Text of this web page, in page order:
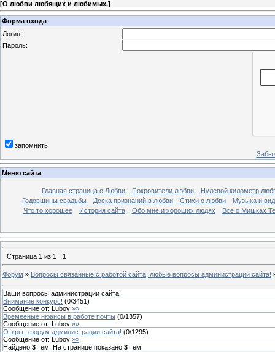
[О любви любящих и любимых.]
Форма входа
Логин:
Пароль:
запомнить
Меню сайта
Главная страница о Любви Покровители любви
Нулевой километр
Годовщины свадьбы
Доска признаний в любви Стихи о любви
Музыка и
Что то хорошее
История сайта Обо мне и хороших людях Все о Мишках
Страница 1 из 1 1
Форум » Вопросы связанные с работой сайта, любые вопросы администрации сайта!
Ваши вопросы администрации сайта!
Внимание конкурс! (0/3451)
Сообщение от: Lubov »»
Времееные нюансы в работе почты (0/1357)
Сообщение от: Lubov »»
Открыт форум администрации сайта! (0/1295)
Сообщение от: Lubov »»
Найдено 3 тем. На странице показано 3 тем.